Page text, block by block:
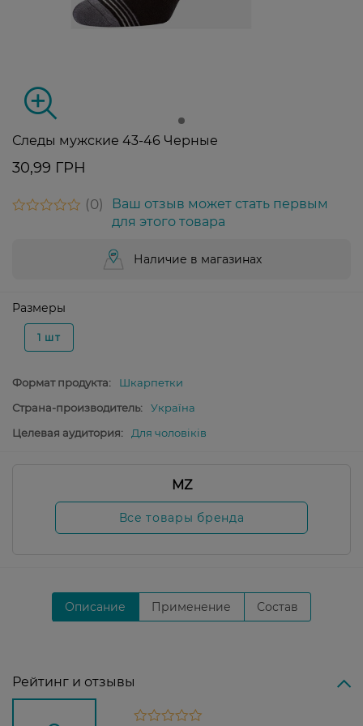
Следы мужские 43-46 Черные
30,99 ГРН
0
Ваш отзыв может стать первым
для этого товара
Наличие в магазинах
Размеры
1 шт
Формат продукта:
Шкарпетки
Страна-производитель:
Україна
Целевая аудитория:
Для чоловіків
MZ
Все товары бренда
Описание Применение Состав
Рейтинг и отзывы